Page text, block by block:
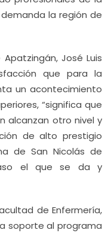
la región de
José Luis
que para la
un acontecimiento
“significa que
alcanzan otro nivel y
de alto prestigio
de San Nicolás de
el que se da y
de Enfermería,
soporte al programa